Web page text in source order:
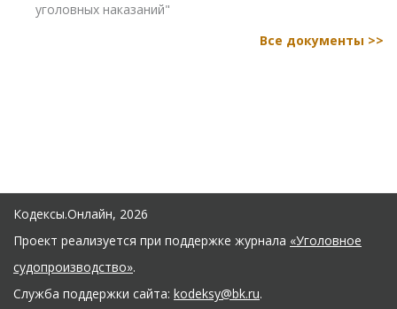
уголовных наказаний"
Все документы >>
Кодексы.Онлайн, 2026
Проект реализуется при поддержке журнала «Уголовное
судопроизводство».
Служба поддержки сайта: kodeksy@bk.ru.